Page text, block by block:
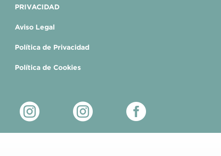
PRIVACIDAD
Aviso Legal
Política de Privacidad
Política de Cookies